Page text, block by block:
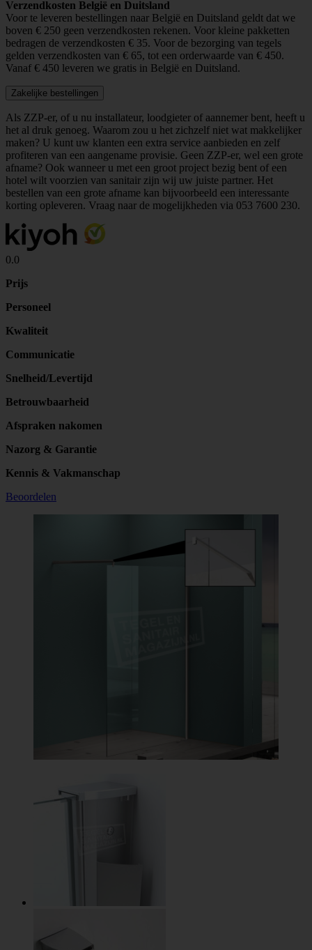
Verzendkosten België en Duitsland
Voor te leveren bestellingen naar België en Duitsland geldt dat we
boven € 250 geen verzendkosten rekenen. Voor kleine pakketten
bedragen de verzendkosten € 35. Voor de bezorging van tegels
gelden verzendkosten van € 65, tot een orderwaarde van € 450.
Vanaf € 450 leveren we gratis in België en Duitsland.
Zakelijke bestellingen
Als ZZP-er, of u nu installateur, loodgieter of aannemer bent, heeft u
het al druk genoeg. Waarom zou u het zichzelf niet wat makkelijker
maken? U kunt uw klanten een extra service aanbieden en zelf
profiteren van een aangename provisie. Geen ZZP-er, wel een grote
afname? Ook wanneer u met een groot project bezig bent of een
hotel wilt voorzien van sanitair zijn wij uw juiste partner. Het
bestellen van een grote afname kan bijvoorbeeld een interessante
korting opleveren. Vraag naar de mogelijkheden via 053 7600 230.
0.0
Prijs
Personeel
Kwaliteit
Communicatie
Snelheid/Levertijd
Betrouwbaarheid
Afspraken nakomen
Nazorg & Garantie
Kennis & Vakmanschap
Beoordelen